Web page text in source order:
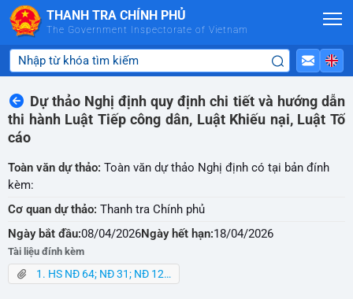
Skip to Main Content
THANH TRA CHÍNH PHỦ
The Government Inspectorate of Vietnam
Dự thảo Nghị định quy định chi tiết và hướng dẫn
thi hành Luật Tiếp công dân, Luật Khiếu nại, Luật Tố
cáo
Toàn văn dự thảo: Toàn văn dự thảo Nghị định có tại bản đính
kèm:
Cơ quan dự thảo: Thanh tra Chính phủ
Ngày bắt đầu:08/04/2026Ngày hết hạn:18/04/2026
Tài liệu đính kèm
1. HS NĐ 64; NĐ 31; NĐ 124; NĐ 55.rar